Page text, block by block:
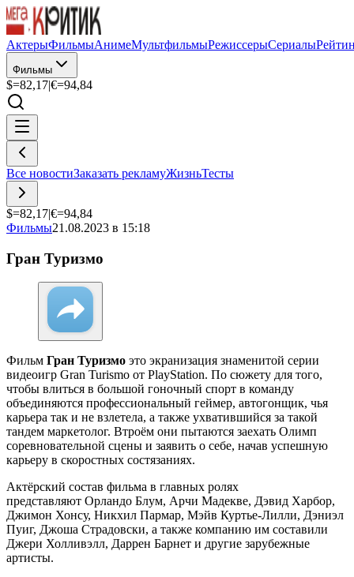
АктерыФильмыАнимеМультфильмыРежиссерыСериалы
Фильмы
$=82,17|€=94,84
Все новостиЗаказать рекламуЖизньТесты
$=82,17|€=94,84
Фильмы21.08.2023 в 15:18
Гран Туризмо
Фильм Гран Туризмо это экранизация знаменитой серии
видеоигр Gran Turismo от PlayStation. По сюжету для того,
чтобы влиться в большой гоночный спорт в команду
объединяются профессиональный геймер, автогонщик, чья
карьера так и не взлетела, а также ухватившийся за такой
тандем маркетолог. Втроём они пытаются заехать Олимп
соревновательной сцены и заявить о себе, начав успешную
карьеру в скоростных состязаниях.
Актёрский состав фильма в главных ролях
представляют Орландо Блум, Арчи Мадекве, Дэвид Харбор,
Джимон Хонсу, Никхил Пармар, Мэйв Куртье-Лилли, Дэниэл
Пуиг, Джоша Страдовски, а также компанию им составили
Джери Холливэлл, Даррен Барнет и другие зарубежные
артисты.